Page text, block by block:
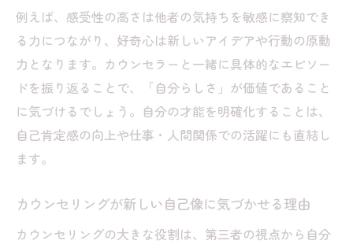
例えば、感受性の高さは他者の気持ちを敏感に察知でき
る力につながり、好奇心は新しいアイデアや行動の原動
力となります。カウンセラーと一緒に具体的なエピソー
ドを振り返ることで、「自分らしさ」が価値であること
に気づけるでしょう。自分の才能を明確化することは、
自己肯定感の向上や仕事・人間関係での活躍にも直結し
ます。
カウンセリングが新しい自己像に気づかせる理由
カウンセリングの大きな役割は、第三者の視点から自分